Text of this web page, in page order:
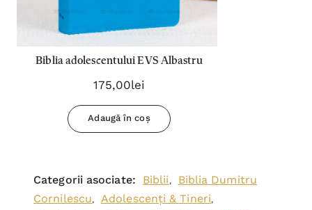
Biblia adolescentului EVS Albastru
175,00lei
Adaugă în coș
Categorii asociate: Biblii,
Biblia Dumitru
Cornilescu, Adolescenți & Tineri,